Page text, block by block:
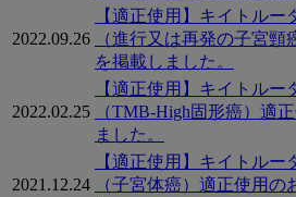
2022.09.26
【適正使用】キイトル
（進行又は再発の子宮
を掲載しました。
2022.02.25
【適正使用】キイトル
（TMB-High固形癌）適
ました。
2021.12.24
【適正使用】キイトル
（子宮体癌）適正使用の